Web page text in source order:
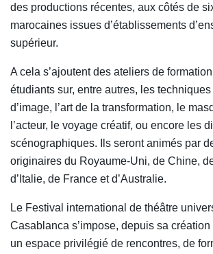
des productions récentes, aux côtés de
marocaines issues d’établissements
supérieur.
A cela s’ajoutent des ateliers de
étudiants sur, entre autres, les
d’image, l’art de la transformation, le
l’acteur, le voyage créatif, ou encore les
scénographiques. Ils seront animés par
originaires du Royaume-Uni, de Chine,
d’Italie, de France et d’Australie.
Le Festival international de théâtre
Casablanca s’impose, depuis sa
un espace privilégié de rencontres, de